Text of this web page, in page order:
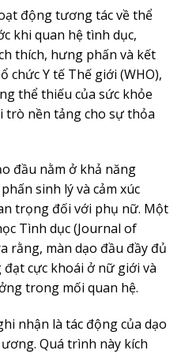
động tương tác về thể
khi quan hệ tình dục,
thích, hưng phấn và kết
chức Y tế Thế giới (WHO),
thể thiếu của sức khỏe
trò nền tảng cho sự thỏa
đầu nằm ở khả năng
sinh lý và cảm xúc
trọng đối với phụ nữ. Một
Tình dục (Journal of
rằng, màn dạo đầu đầy đủ
cực khoái ở nữ giới và
trong mối quan hệ.
nhận là tác động của dạo
Quá trình này kích